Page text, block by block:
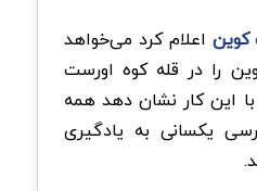
اعلام کرد می‌خواهد
را در قله کوه اورست
این کار نشان دهد همه
یکسانی به یادگیری